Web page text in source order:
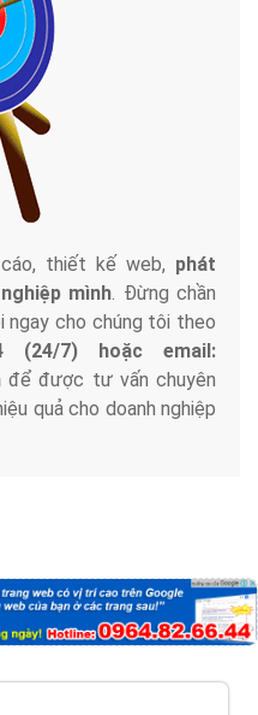
thiết kế web, phát
mình. Đừng chần
ngay cho chúng tôi theo
(24/7) hoặc email:
để được tư vấn chuyên
quả cho doanh nghiệp